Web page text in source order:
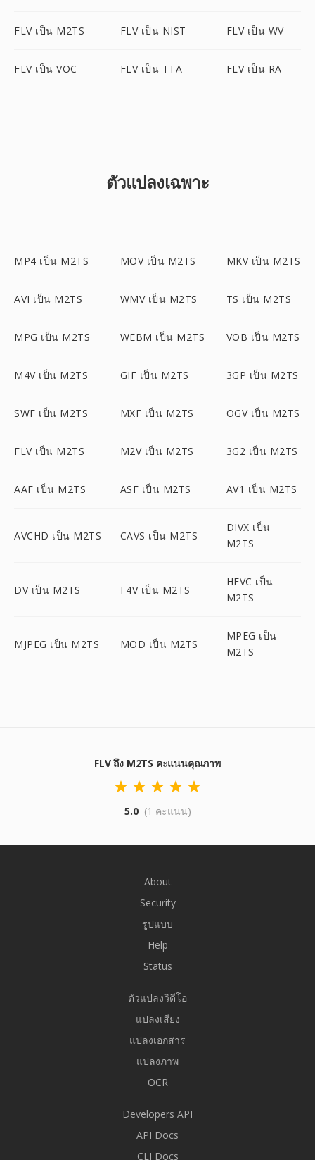
FLV เป็น M2TS FLV เป็น NIST FLV เป็น WV
FLV เป็น VOC FLV เป็น TTA FLV เป็น RA
ตัวแปลงเฉพาะ
MP4 เป็น M2TS MOV เป็น M2TS MKV เป็น M2TS
AVI เป็น M2TS WMV เป็น M2TS TS เป็น M2TS
MPG เป็น M2TS WEBM เป็น M2TS VOB เป็น M2TS
M4V เป็น M2TS GIF เป็น M2TS 3GP เป็น M2TS
SWF เป็น M2TS MXF เป็น M2TS OGV เป็น M2TS
FLV เป็น M2TS M2V เป็น M2TS 3G2 เป็น M2TS
AAF เป็น M2TS ASF เป็น M2TS AV1 เป็น M2TS
AVCHD เป็น M2TS CAVS เป็น M2TS
DIVX เป็น
M2TS
DV เป็น M2TS F4V เป็น M2TS
HEVC เป็น
M2TS
MJPEG เป็น M2TS MOD เป็น M2TS
MPEG เป็น
M2TS
FLV ถึง M2TS คะแนนคุณภาพ
5.0 (1 คะแนน)
About
Security
รูปแบบ
Help
Status
ตัวแปลงวิดีโอ
แปลงเสียง
แปลงเอกสาร
แปลงภาพ
OCR
Developers API
API Docs
CLI Docs